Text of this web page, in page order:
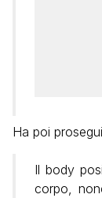
Ha poi
Il body
corpo,